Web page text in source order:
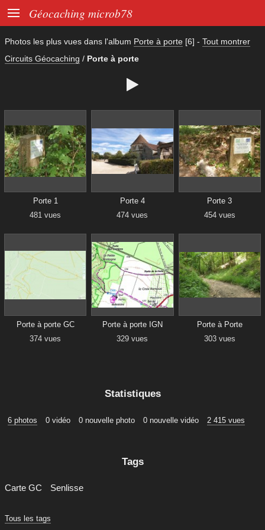
 Géocaching microb78
Photos les plus vues dans l'album Porte à porte [6] - Tout montrer
Circuits Géocaching / Porte à porte

Porte 1
481 vues
Porte 4
474 vues
Porte 3
454 vues
Porte à porte GC
374 vues
Porte à porte IGN
329 vues
Porte à Porte
303 vues
Statistiques
6 photos 0 vidéo 0 nouvelle photo 0 nouvelle vidéo 2 415 vues
Tags
Carte GC Senlisse
Tous les tags